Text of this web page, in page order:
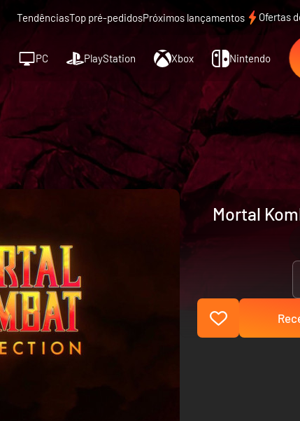
TendênciasTop pré-pedidosPróximos lançamentos Ofertas
PC PlayStation Xbox Nintendo
Mortal